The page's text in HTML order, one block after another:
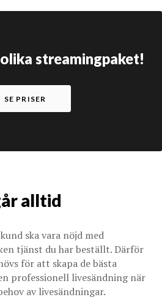
streamingpaket!
SE PRISER
alltid
ska vara nöjd med
tjänst du har beställt. Därför
för att skapa de bästa
professionell livesändning när
av livesändningar.